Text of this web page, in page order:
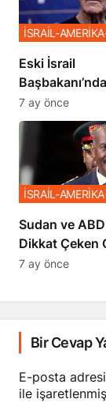
Eski İsrail
Netanyahu’ya
Sözler
İSRAİL-
7 ay önce
Sudan ve
Dikkat Çeken
İSRAİL-
7 ay önce
Bir Cevap
E-posta
ile